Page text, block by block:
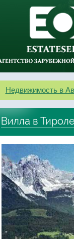
Недвижимость в
Вилла в